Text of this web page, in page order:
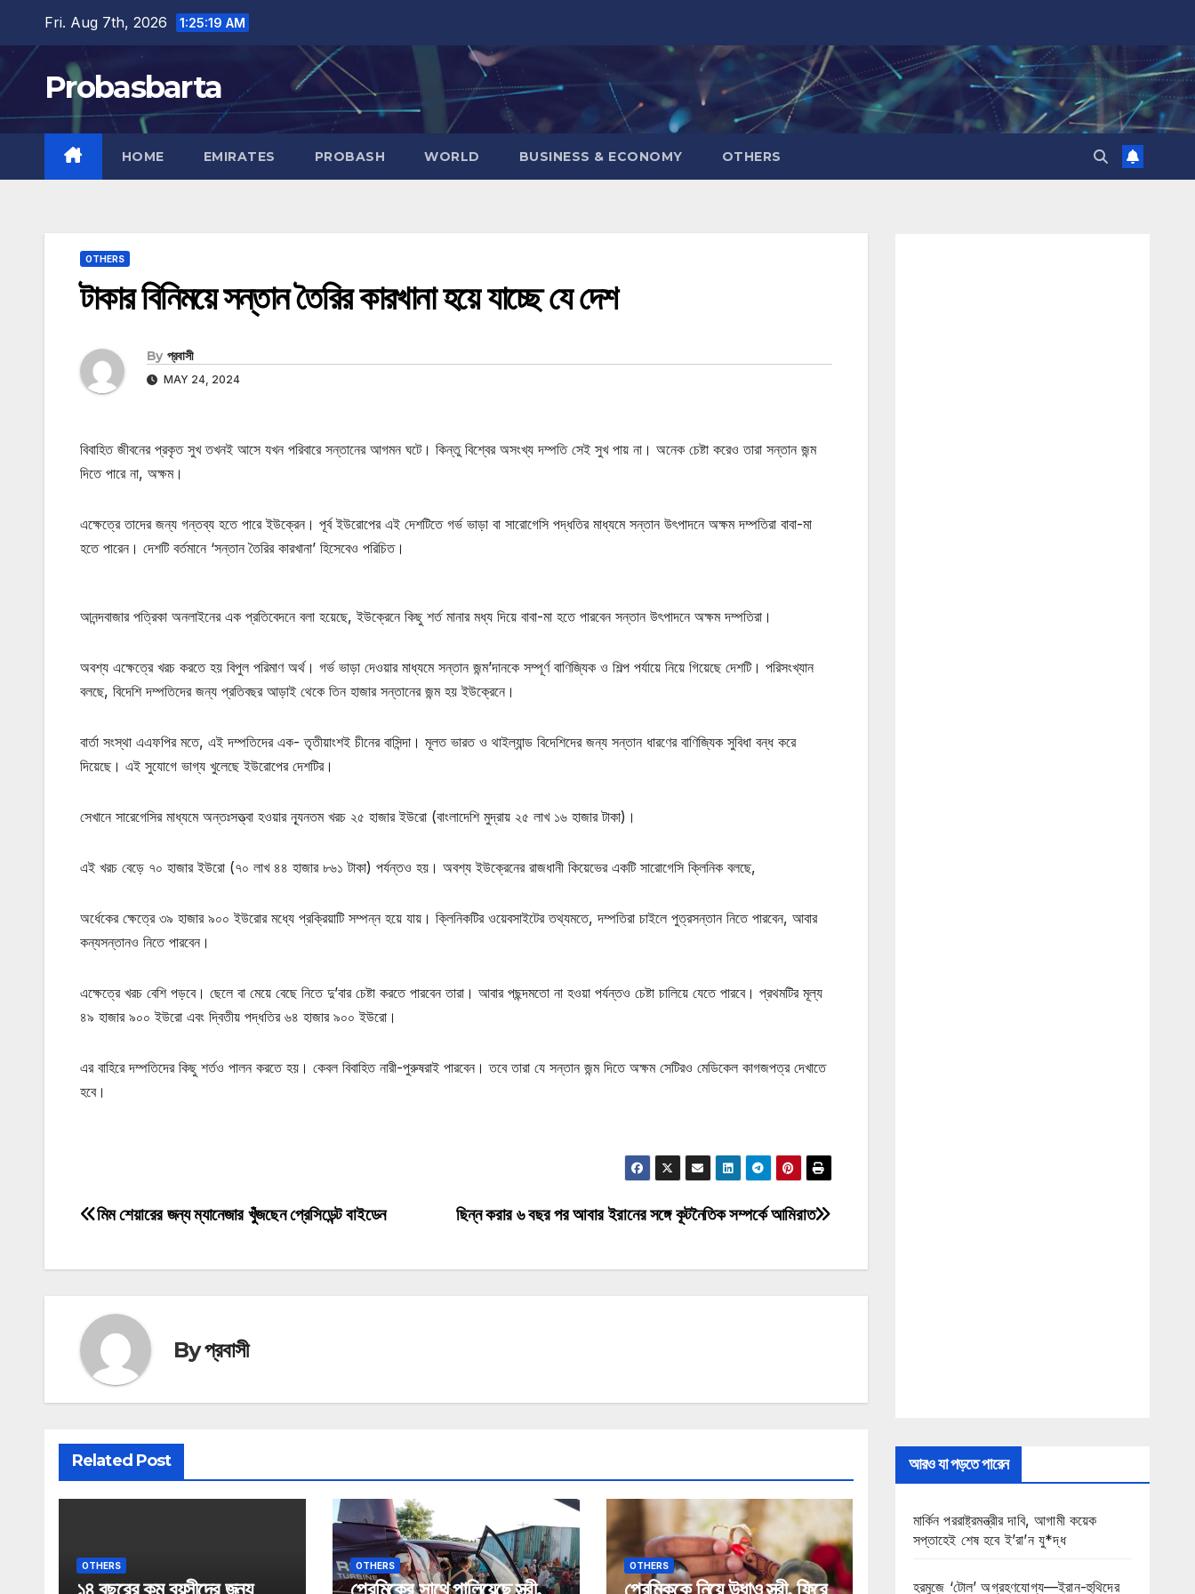
content
Fri. Aug 7th, 2026 1:25:19 AM
Probasbarta
HOME EMIRATES PROBASH WORLD BUSINESS & ECONOMY OTHERS
OTHERS
টাকার বিনিময়ে সন্তান তৈরির কারখানা হয়ে যাচ্ছে যে দেশ
By প্রবাসী
MAY 24, 2024
বিবাহিত জীবনের প্রকৃত সুখ তখনই আসে যখন পরিবারে সন্তানের আগমন ঘটে। কিন্তু বিশ্বের অসংখ্য দম্পতি সেই সুখ পায় না। অনেক চেষ্টা করেও তারা সন্তান জন্ম
দিতে পারে না, অক্ষম।
এক্ষেত্রে তাদের জন্য গন্তব্য হতে পারে ইউক্রেন। পূর্ব ইউরোপের এই দেশটিতে গর্ভ ভাড়া বা সারোগেসি পদ্ধতির মাধ্যমে সন্তান উৎপাদনে অক্ষম দম্পতিরা বাবা-মা
হতে পারেন। দেশটি বর্তমানে ‘সন্তান তৈরির কারখানা’ হিসেবেও পরিচিত।
আনন্দবাজার পত্রিকা অনলাইনের এক প্রতিবেদনে বলা হয়েছে, ইউক্রেনে কিছু শর্ত মানার মধ্য দিয়ে বাবা-মা হতে পারবেন সন্তান উৎপাদনে অক্ষম দম্পতিরা।
অবশ্য এক্ষেত্রে খরচ করতে হয় বিপুল পরিমাণ অর্থ। গর্ভ ভাড়া দেওয়ার মাধ্যমে সন্তান জন্ম’দানকে সম্পূর্ণ বাণিজ্যিক ও শিল্প পর্যায়ে নিয়ে গিয়েছে দেশটি। পরিসংখ্যান
বলছে, বিদেশি দম্পতিদের জন্য প্রতিবছর আড়াই থেকে তিন হাজার সন্তানের জন্ম হয় ইউক্রেনে।
বার্তা সংস্থা এএফপির মতে, এই দম্পতিদের এক- তৃতীয়াংশই চীনের বাসিন্দা। মূলত ভারত ও থাইল্যান্ড বিদেশিদের জন্য সন্তান ধারণের বাণিজ্যিক সুবিধা বন্ধ করে
দিয়েছে। এই সুযোগে ভাগ্য খুলেছে ইউরোপের দেশটির।
সেখানে সারেগেসির মাধ্যমে অন্তঃসত্ত্বা হওয়ার ন্যূনতম খরচ ২৫ হাজার ইউরো (বাংলাদেশি মুদ্রায় ২৫ লাখ ১৬ হাজার টাকা)।
এই খরচ বেড়ে ৭০ হাজার ইউরো (৭০ লাখ ৪৪ হাজার ৮৬১ টাকা) পর্যন্তও হয়। অবশ্য ইউক্রেনের রাজধানী কিয়েভের একটি সারোগেসি ক্লিনিক বলছে,
অর্ধেকের ক্ষেত্রে ৩৯ হাজার ৯০০ ইউরোর মধ্যে প্রক্রিয়াটি সম্পন্ন হয়ে যায়। ক্লিনিকটির ওয়েবসাইটের তথ্যমতে, দম্পতিরা চাইলে পুত্রসন্তান নিতে পারবেন, আবার
কন্যসন্তানও নিতে পারবেন।
এক্ষেত্রে খরচ বেশি পড়বে। ছেলে বা মেয়ে বেছে নিতে দু’বার চেষ্টা করতে পারবেন তারা। আবার পছন্দমতো না হওয়া পর্যন্তও চেষ্টা চালিয়ে যেতে পারবে। প্রথমটির মূল্য
৪৯ হাজার ৯০০ ইউরো এবং দ্বিতীয় পদ্ধতির ৬৪ হাজার ৯০০ ইউরো।
এর বাহিরে দম্পতিদের কিছু শর্তও পালন করতে হয়। কেবল বিবাহিত নারী-পুরুষরাই পারবেন। তবে তারা যে সন্তান জন্ম দিতে অক্ষম সেটিরও মেডিকেল কাগজপত্র দেখাতে
হবে।
Post
ছিন্ন করার ৬ বছর পর আবার ইরানের সঙ্গে কূটনৈতিক সম্পর্কে আমিরাত
মিম শেয়ারের জন্য ম্যানেজার খুঁজছেন প্রেসিডেন্ট বাইডেন
Byপ্রবাসী
Related Post
OTHERS OTHERS OTHERS
আরও যা পড়তে পারেন
মার্কিন পররাষ্ট্রমন্ত্রীর দাবি, আগামী কয়েক
সপ্তাহেই শেষ হবে ই’রা’ন যু*দ্ধ
হরমুজে ‘টোল’ অগ্রহণযোগ্য—ইরান-হুথিদের